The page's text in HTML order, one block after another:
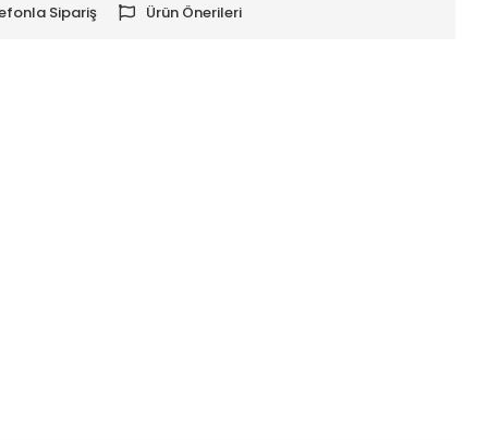
Sipariş Ürün Önerileri